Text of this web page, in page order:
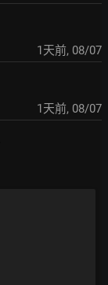
1天前, 08/07
1天前, 08/07